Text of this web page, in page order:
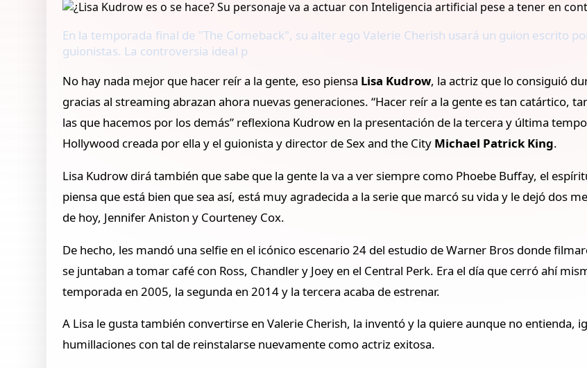
En la temporada final de "The Comeback", su alter ego Valerie Cherish usará un guion escrito
guionistas. La controversia ideal p
No hay nada mejor que hacer reír a la gente, eso piensa Lisa Kudrow, la actriz que lo consiguió
gracias al streaming abrazan ahora nuevas generaciones. “Hacer reír a la gente es tan catártico,
las que hacemos por los demás” reflexiona Kudrow en la presentación de la tercera y última
Hollywood creada por ella y el guionista y director de Sex and the City Michael Patrick King.
Lisa Kudrow dirá también que sabe que la gente la va a ver siempre como Phoebe Buffay, el
piensa que está bien que sea así, está muy agradecida a la serie que marcó su vida y le dejó dos
de hoy, Jennifer Aniston y Courteney Cox.
De hecho, les mandó una selfie en el icónico escenario 24 del estudio de Warner Bros donde
se juntaban a tomar café con Ross, Chandler y Joey en el Central Perk. Era el día que cerró ahí
temporada en 2005, la segunda en 2014 y la tercera acaba de estrenar.
A Lisa le gusta también convertirse en Valerie Cherish, la inventó y la quiere aunque no entienda,
humillaciones con tal de reinstalarse nuevamente como actriz exitosa.